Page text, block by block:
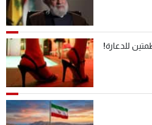
للدعارة!
سياسة الخصوصية